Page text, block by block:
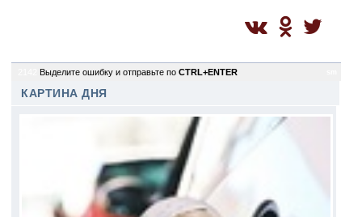
Выделите ошибку и отправьте по CTRL+ENTER
КАРТИНА ДНЯ